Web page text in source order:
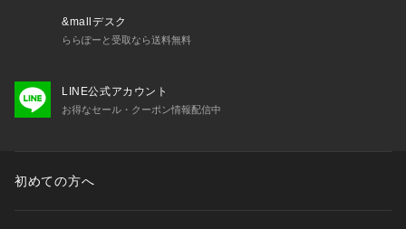
&mallデスク
ららぽーと受取なら送料無料
LINE公式アカウント
お得なセール・クーポン情報配信中
初めての方へ